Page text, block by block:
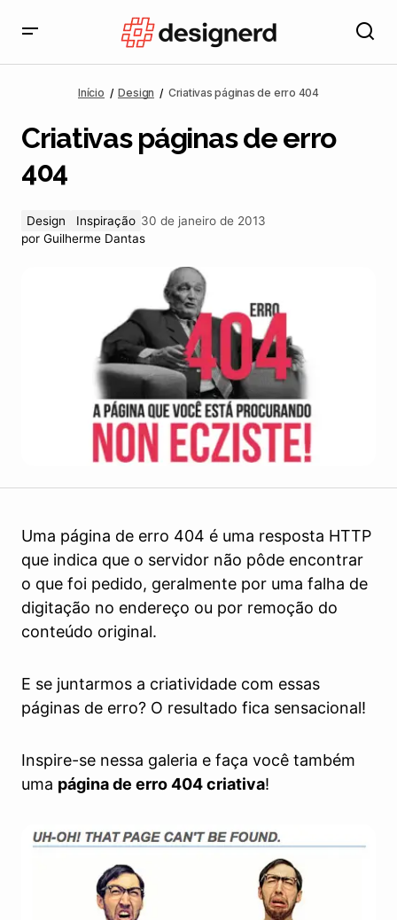
Início Design Criativas páginas de erro 404
Criativas páginas de erro
404
Design Inspiração 30 de janeiro de 2013
por Guilherme Dantas
Uma página de erro 404 é uma resposta HTTP
que indica que o servidor não pôde encontrar
o que foi pedido, geralmente por uma falha de
digitação no endereço ou por remoção do
conteúdo original.
E se juntarmos a criatividade com essas
páginas de erro? O resultado fica sensacional!
Inspire-se nessa galeria e faça você também
uma página de erro 404 criativa!